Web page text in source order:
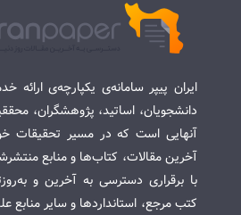
ایران پیپر سامانه‌ی یکپارچه‌ی
دانشجویان، اساتید، پژوهشگران،
آنهایی است که در مسیر تحقیقات
آخرین مقالات، کتاب‌ها و منابع
با برقراری دسترسی به آخرین و
کتب مرجع، استانداردها و سایر